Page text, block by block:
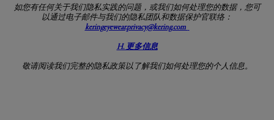
如您有任何关于我们隐私实践的问题，或我们如何处理您的数据，您可
以通过电子邮件与我们的隐私团队和数据保护官联络：
keringeyewear.privacy@kering.com
H. 更多信息
敬请阅读我们完整的隐私政策以了解我们如何处理您的个人信息。